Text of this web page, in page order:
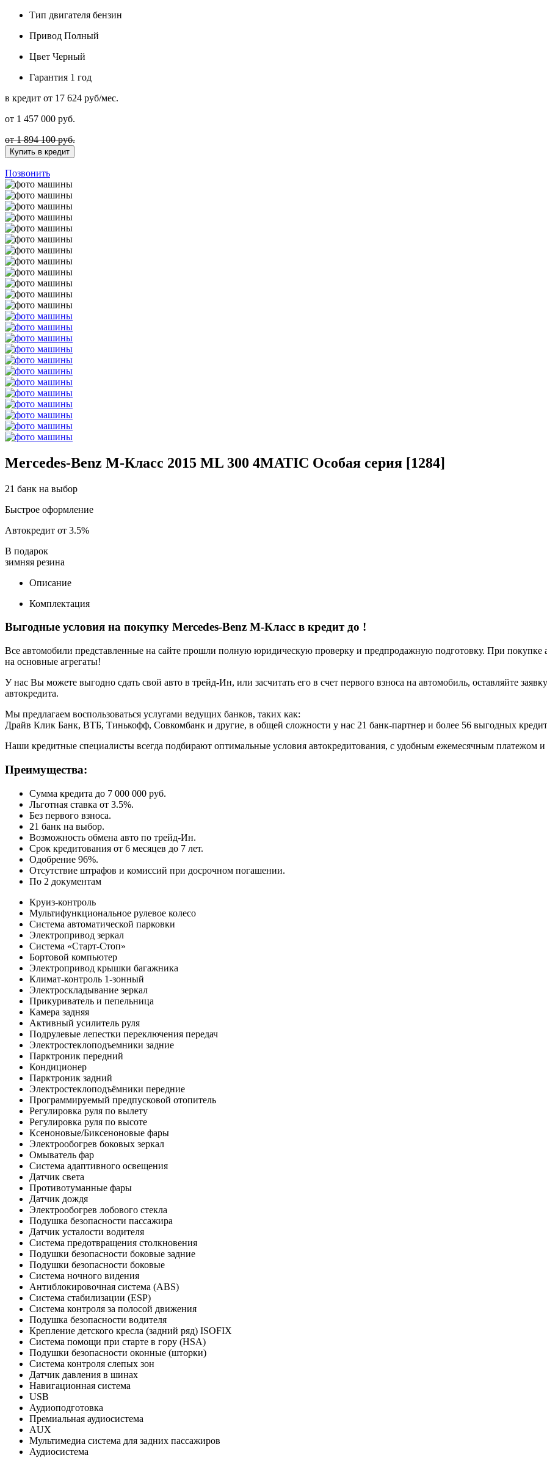
Тип двигателя бензин
Привод Полный
Цвет Черный
Гарантия 1 год
в кредит от 17 624 руб/мес.
от 1 457 000 руб.
от 1 894 100 руб.
Купить в кредит
Позвонить
Mercedes-Benz M-Класс 2015 ML 300 4MATIC Особая серия [1284]
21 банк на выбор
Быстрое оформление
Автокредит от 3.5%
В подарок
зимняя резина
Описание
Комплектация
Выгодные условия на покупку Mercedes-Benz M-Класс в кредит до !
Все автомобили представленные на сайте прошли полную юридическую проверку и предпродажную подготовку. При покупке
на основные агрегаты!
У нас Вы можете выгодно сдать свой авто в трейд-Ин, или засчитать его в счет первого взноса на автомобиль, оставляйте
автокредита.
Мы предлагаем воспользоваться услугами ведущих банков, таких как:
Драйв Клик Банк, ВТБ, Тинькофф, Совкомбанк и другие, в общей сложности у нас 21 банк-партнер и более 56 выгодных
Наши кредитные специалисты всегда подбирают оптимальные условия автокредитования, с удобным ежемесячным платежом
Преимущества:
Сумма кредита до 7 000 000 руб.
Льготная ставка от 3.5%.
Без первого взноса.
21 банк на выбор.
Возможность обмена авто по трейд-Ин.
Срок кредитования от 6 месяцев до 7 лет.
Одобрение 96%.
Отсутствие штрафов и комиссий при досрочном погашении.
По 2 документам
Круиз-контроль
Мультифункциональное рулевое колесо
Система автоматической парковки
Электропривод зеркал
Система «Старт-Стоп»
Бортовой компьютер
Электропривод крышки багажника
Климат-контроль 1-зонный
Электроскладывание зеркал
Прикуриватель и пепельница
Камера задняя
Активный усилитель руля
Подрулевые лепестки переключения передач
Электростеклоподъемники задние
Парктроник передний
Кондиционер
Парктроник задний
Электростеклоподъёмники передние
Программируемый предпусковой отопитель
Регулировка руля по вылету
Регулировка руля по высоте
Ксеноновые/Биксеноновые фары
Электрообогрев боковых зеркал
Омыватель фар
Система адаптивного освещения
Датчик света
Противотуманные фары
Датчик дождя
Электрообогрев лобового стекла
Подушка безопасности пассажира
Датчик усталости водителя
Система предотвращения столкновения
Подушки безопасности боковые задние
Подушки безопасности боковые
Система ночного видения
Антиблокировочная система (ABS)
Система стабилизации (ESP)
Система контроля за полосой движения
Подушка безопасности водителя
Крепление детского кресла (задний ряд) ISOFIX
Система помощи при старте в гору (HSA)
Подушки безопасности оконные (шторки)
Система контроля слепых зон
Датчик давления в шинах
Навигационная система
USB
Аудиоподготовка
Премиальная аудиосистема
AUX
Мультимедиа система для задних пассажиров
Аудиосистема